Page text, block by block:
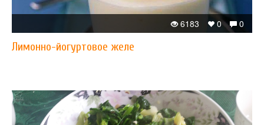
0
0
6183
Лимонно-йогуртовое желе